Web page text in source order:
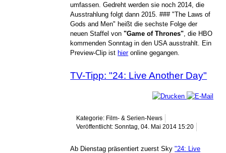
umfassen. Gedreht werden sie noch 2014, die
Ausstrahlung folgt dann 2015. ### "The Laws of
Gods and Men" heißt die sechste Folge der
neuen Staffel von "Game of Thrones" , die HBO
kommenden Sonntag in den USA ausstrahlt. Ein
Preview-Clip ist hieronline gegangen.
TV-Tipp: "24: Live Another Day"
Kategorie: Film- & Serien-News
Veröffentlicht: Sonntag, 04. Mai 2014 15:20
Ab Dienstag präsentiert zuerst Sky"24: Live